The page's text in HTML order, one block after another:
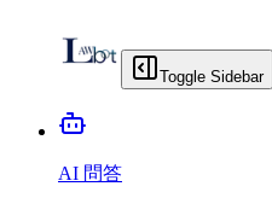
Toggle Sidebar
AI 問答